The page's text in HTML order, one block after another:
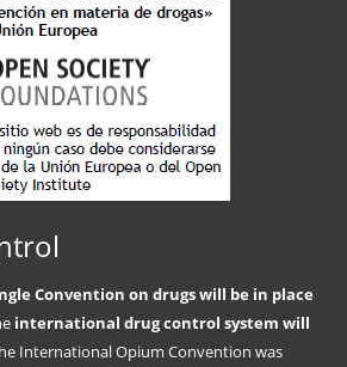
Convention on drugs will be in place
international drug control system will
International Opium Convention was